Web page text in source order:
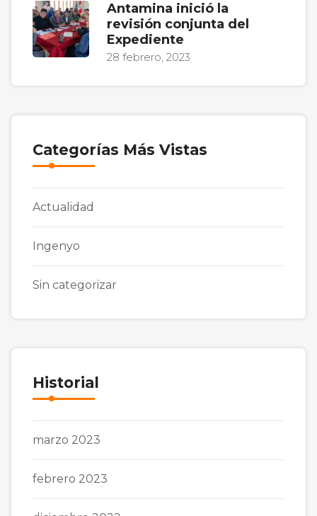
Antamina inició la
revisión conjunta del
Expediente
28 febrero, 2023
Categorías Más Vistas
Actualidad
Ingenyo
Sin categorizar
Historial
marzo 2023
febrero 2023